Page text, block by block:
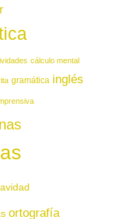
cálculo mental
gramática inglés
ortografía